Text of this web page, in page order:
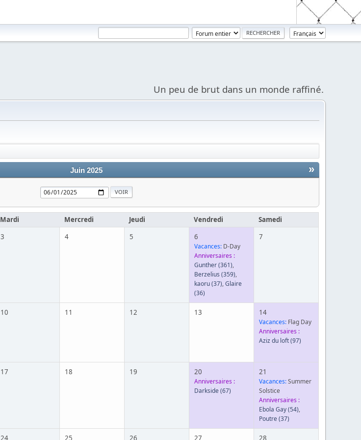
Un peu de brut dans un monde raffiné.
»
Juin 2025
Mardi Mercredi Jeudi Vendredi Samedi
3 4 5 6
Vacances: D-Day
Anniversaires :
Gunther(361),
Berzelius (359),
kaoru(37),Glaire
(36)
7
10 11 12 13 14
Vacances: Flag Day
Anniversaires :
Aziz du loft(97)
17 18 19 20
Anniversaires :
Darkside(67)
21
Vacances:Summer
Solstice
Anniversaires :
Ebola Gay(54),
Poutre(37)
24 25 26 27 28